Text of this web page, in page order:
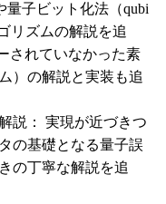
量子ビット化法（qubi
リズムの解説を追
されていなかった素
）の解説と実装も追
説： 実現が近づきつ
の基礎となる量子誤
の丁寧な解説を追